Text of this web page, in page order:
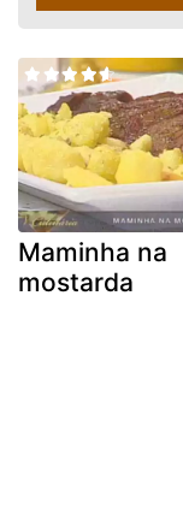
Maminha na
mostarda